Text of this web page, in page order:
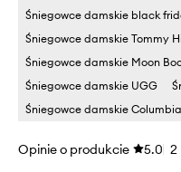
Śniegowce damskie black
Śniegowce damskie Tommy
Śniegowce damskie Moon
Śniegowce damskie UGG
Śniegowce damskie Columbia
Opinie o produkcie 5.0 2